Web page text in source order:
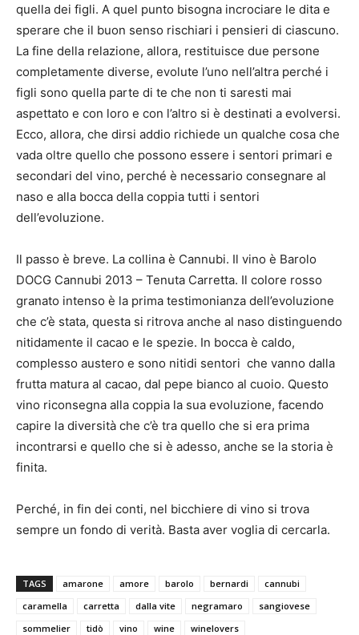
quella dei figli. A quel punto bisogna incrociare le dita e
sperare che il buon senso rischiari i pensieri di ciascuno.
La fine della relazione, allora, restituisce due persone
completamente diverse, evolute l’uno nell’altra perché i
figli sono quella parte di te che non ti saresti mai
aspettato e con loro e con l’altro si è destinati a evolversi.
Ecco, allora, che dirsi addio richiede un qualche cosa che
vada oltre quello che possono essere i sentori primari e
secondari del vino, perché è necessario consegnare al
naso e alla bocca della coppia tutti i sentori
dell’evoluzione.
Il passo è breve. La collina è Cannubi. Il vino è Barolo
DOCG Cannubi 2013 – Tenuta Carretta. Il colore rosso
granato intenso è la prima testimonianza dell’evoluzione
che c’è stata, questa si ritrova anche al naso distinguendo
nitidamente il cacao e le spezie. In bocca è caldo,
complesso austero e sono nitidi sentori che vanno dalla
frutta matura al cacao, dal pepe bianco al cuoio. Questo
vino riconsegna alla coppia la sua evoluzione, facendo
capire la diversità che c’è tra quello che si era prima
incontrarsi e quello che si è adesso, anche se la storia è
finita.
Perché, in fin dei conti, nel bicchiere di vino si trova
sempre un fondo di verità. Basta aver voglia di cercarla.
TAGS amarone amore barolo bernardi
cannubi
caramella
carretta dalla vite negramaro
sangiovese
sommelier
tidò vino wine winelovers